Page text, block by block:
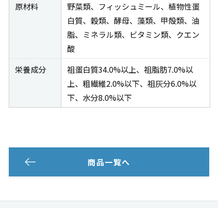
原材料
野菜類、フィッシュミール、植物性蛋
白質、穀類、酵母、藻類、甲殻類、油
脂、ミネラル類、ビタミン類、クエン
酸
栄養成分
祖蛋白質34.0%以上、祖脂肪7.0%以
上、粗繊維2.0%以下、祖灰分6.0%以
下、水分8.0%以下
商品一覧へ